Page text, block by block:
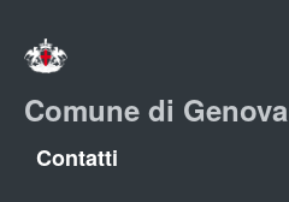
Comune di Genova
Contatti